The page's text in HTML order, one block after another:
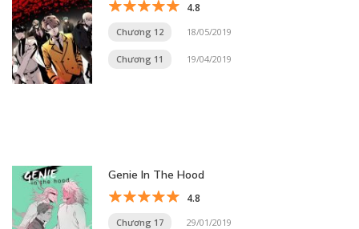
4.8
Chương 12 18/05/2019
Chương 11 19/04/2019
Genie In The Hood
4.8
Chương 17 29/01/2019